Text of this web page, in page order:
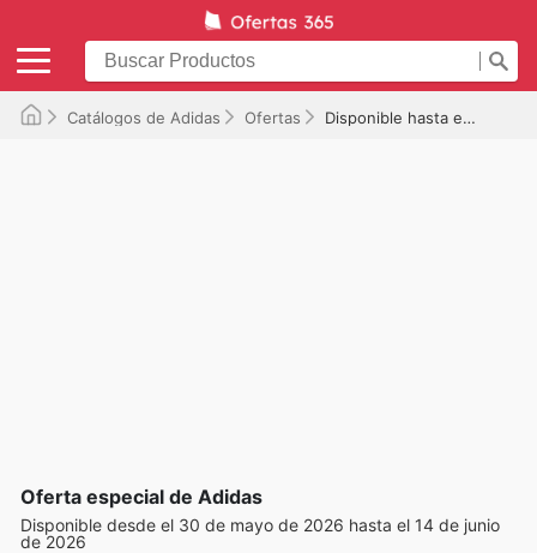
Catálogos de Adidas Ofertas Disponible hasta el 14/06/2026
Oferta especial de Adidas
Disponible desde el 30 de mayo de 2026 hasta el 14 de junio
de 2026